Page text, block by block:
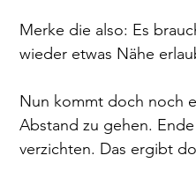
Merke die also: Es
wieder etwas Nähe
Nun kommt doch noch
Abstand zu gehen.
verzichten. Das ergibt